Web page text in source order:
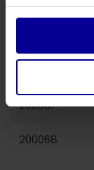
Pediatrinen
200067
200068